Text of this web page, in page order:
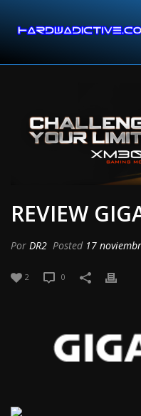
REVIEW
Por DR2 Posted 17
2 0